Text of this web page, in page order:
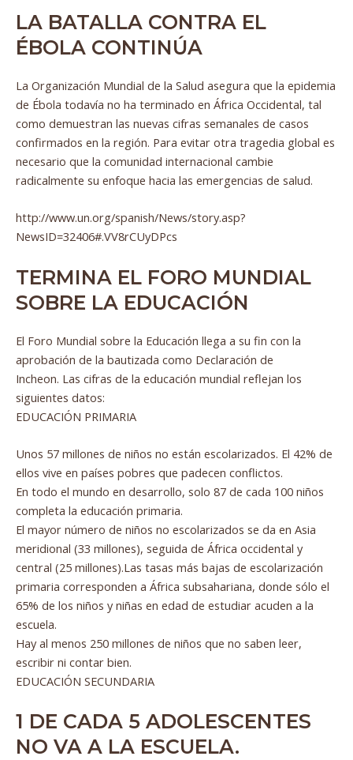
LA BATALLA CONTRA EL
ÉBOLA CONTINÚA
La Organización Mundial de la Salud asegura que la epidemia
de Ébola todavía no ha terminado en África Occidental, tal
como demuestran las nuevas cifras semanales de casos
confirmados en la región. Para evitar otra tragedia global es
necesario que la comunidad internacional cambie
radicalmente su enfoque hacia las emergencias de salud.
http://www.un.org/spanish/News/story.asp?
NewsID=32406#.VV8rCUyDPcs
TERMINA EL FORO MUNDIAL
SOBRE LA EDUCACIÓN
El Foro Mundial sobre la Educación llega a su fin con la
aprobación de la bautizada como Declaración de
Incheon. Las cifras de la educación mundial reflejan los
siguientes datos:
EDUCACIÓN PRIMARIA
Unos 57 millones de niños no están escolarizados. El 42% de
ellos vive en países pobres que padecen conflictos.
En todo el mundo en desarrollo, solo 87 de cada 100 niños
completa la educación primaria.
El mayor número de niños no escolarizados se da en Asia
meridional (33 millones), seguida de África occidental y
central (25 millones).Las tasas más bajas de escolarización
primaria corresponden a África subsahariana, donde sólo el
65% de los niños y niñas en edad de estudiar acuden a la
escuela.
Hay al menos 250 millones de niños que no saben leer,
escribir ni contar bien.
EDUCACIÓN SECUNDARIA
1 DE CADA 5 ADOLESCENTES
NO VA A LA ESCUELA.